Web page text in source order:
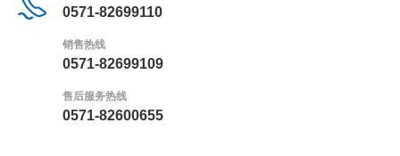
0571-82699110
销售热线
0571-82699109
售后服务热线
0571-82600655